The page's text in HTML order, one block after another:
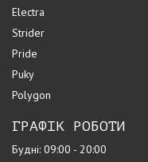
Electra
Strider
Pride
Puky
Polygon
ГРАФІК РОБОТИ
Будні: 09:00 - 20:00